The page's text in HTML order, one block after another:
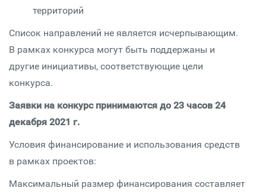
территорий
Список направлений не является исчерпывающим.
В рамках конкурса могут быть поддержаны и
другие инициативы, соответствующие цели
конкурса.
Заявки на конкурс принимаются до 23 часов 24
декабря 2021 г.
Условия финансирование и использования средств
в рамках проектов:
Максимальный размер финансирования составляет